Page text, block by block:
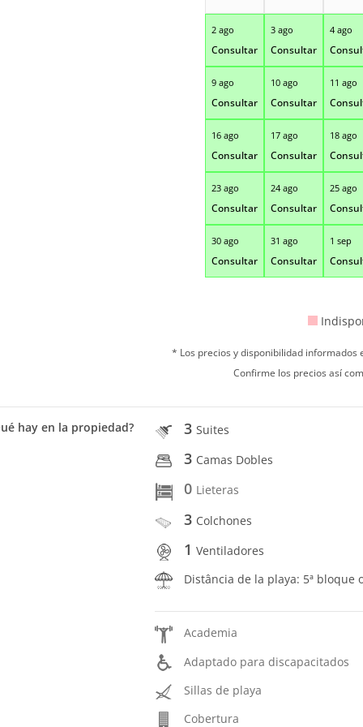
2 ago
Consultar
3 ago
Consultar
4 ago
9 ago
Consultar
10 ago
Consultar
11 ago
16 ago
Consultar
17 ago
Consultar
18 ago
23 ago
Consultar
24 ago
Consultar
25 ago
30 ago
Consultar
31 ago
Consultar
1 sep
* Los precios y disponibilidad informados
Confirme los precios así
hay en la propiedad? 3Suites
3 Camas Dobles
0 Lieteras
3 Colchones
1Ventiladores
Distância de la playa: 5ª bloque
Academia
Adaptado para discapacitados
Sillas de playa
Cobertura